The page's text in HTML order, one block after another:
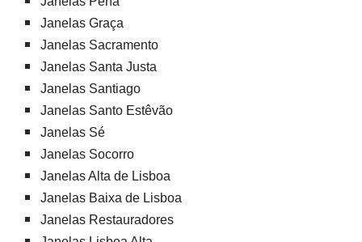
Janelas Graça
Janelas Sacramento
Janelas Santa Justa
Janelas Santiago
Janelas Santo Estêvão
Janelas Sé
Janelas Socorro
Janelas Alta de Lisboa
Janelas Baixa de Lisboa
Janelas Restauradores